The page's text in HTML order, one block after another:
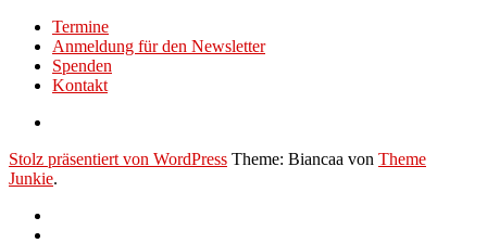
Termine
Anmeldung für den Newsletter
Spenden
Kontakt
Stolz präsentiert von WordPress Theme: Biancaa von Theme
Junkie.